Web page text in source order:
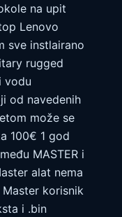
na upit
Lenovo
sve instlairano
rugged
vodu
od navedenih
može se
100€ 1 god
MASTER i
alat nema
korisnik
i .bin